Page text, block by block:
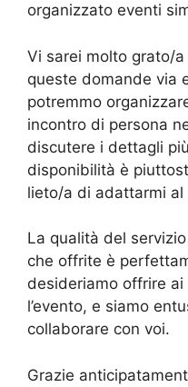
organizzato eventi
Vi sarei molto grato/
queste domande via
potremmo
incontro di persona
discutere i dettagli
disponibilità è
lieto/a di adattarmi al
La qualità del
che offrite è
desideriamo offrire
l’evento, e siamo
collaborare con voi.
Grazie